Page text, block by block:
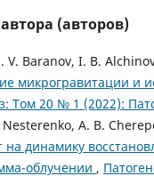
(авторов)
V. Baranov, I. B.
микрогравитации и
Том 20 № 1 (2022):
A. B.
динамику
облучении ,